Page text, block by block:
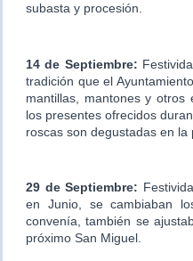
subasta y procesión.
14 de Septiembre:
tradición que el
mantillas, mantones y
los presentes ofrecidos
roscas son degustadas en
29 de Septiembre:
en Junio, se cambiaban
convenía, también se
próximo San Miguel.